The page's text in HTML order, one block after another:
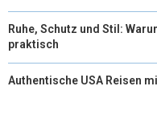
Ruhe, Schutz und Stil:
praktisch
Authentische USA Reisen